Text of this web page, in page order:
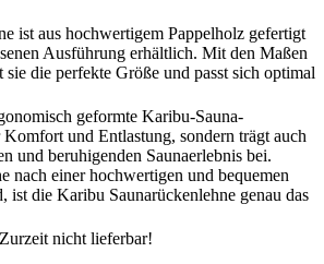
ist aus hochwertigem Pappelholz gefertigt
Ausführung erhältlich. Mit den Maßen
die perfekte Größe und passt sich optimal
geformte Karibu-Sauna-
und Entlastung, sondern trägt auch
und beruhigenden Saunaerlebnis bei.
nach einer hochwertigen und bequemen
ist die Karibu Saunarückenlehne genau das
nicht lieferbar!